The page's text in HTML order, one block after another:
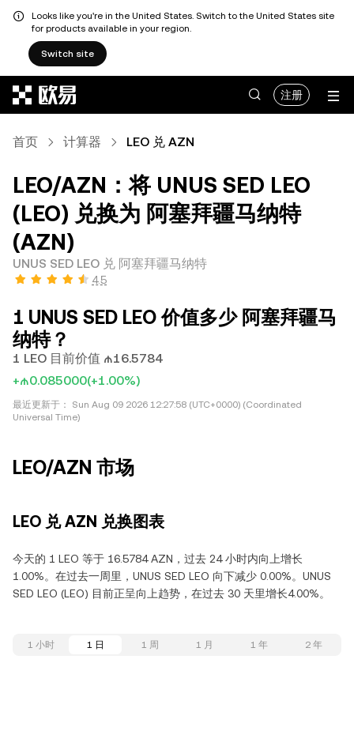
Looks like you're in the United States. Switch to the United States site
for products available in your region.
Switch site
注册
首页 计算器 LEO 兑 AZN
LEO/AZN：将 UNUS SED LEO
(LEO) 兑换为 阿塞拜疆马纳特
(AZN)
UNUS SED LEO 兑 阿塞拜疆马纳特
4.5
1 UNUS SED LEO 价值多少 阿塞拜疆马
纳特？
1 LEO 目前价值 ₼16.5784
+₼0.085000(+1.00%)
最近更新于：
Sun Aug 09 2026 12:27:58 (UTC+0000) (Coordinated
Universal Time)
LEO/AZN 市场
LEO 兑 AZN 兑换图表
今天的 1 LEO 等于 16.5784 AZN，过去 24 小时内向上增长
1.00%。在过去一周里，UNUS SED LEO 向下减少 0.00%。UNUS
SED LEO (LEO) 目前正呈向上趋势，在过去 30 天里增长4.00%。
1 小时 1 日 1 周 1 月 1 年 2 年